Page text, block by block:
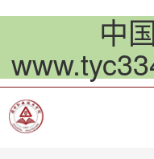
中